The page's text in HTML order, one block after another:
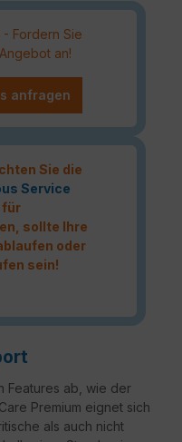
Fordern Sie
an!
anfragen
Sie die
Service
für
sollte Ihre
oder
sein!
Features ab, wie der
Premium eignet sich
als auch nicht